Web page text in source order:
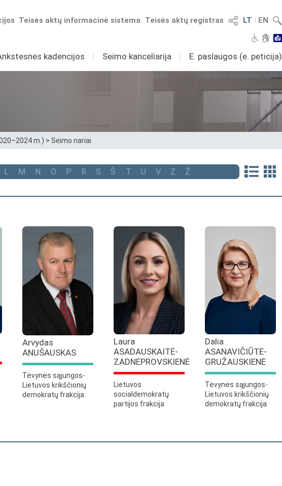
LT I EN
Teisės aktų registras
Teisės aktų informacinė sistema
kadencijos I Seimo kanceliarija I E. paslaugos (e. peticija)
m.) > Seimo nariai
L M N O P R S Š T U V Z Ž
Arvydas
ANUŠAUSKAS
Tėvynės sąjungos-
Lietuvos krikščionių
demokratų frakcija
Laura
ASADAUSKAITĖ-
ZADNEPROVSKIENĖ
Lietuvos
socialdemokratų
partijos frakcija
Dalia
ASANAVIČIŪTĖ-
GRUŽAUSKIENĖ
Tėvynės sąjungos-
Lietuvos krikščionių
demokratų frakcija